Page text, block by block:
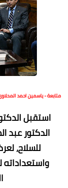
متابعة - ياسمين احمد
استقبل
الدكتور عبد
للسلاح،